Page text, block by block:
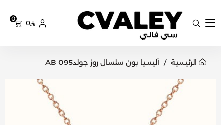
سي فالي
0
0
الرئيسية أليسيا بون سلسال روز جولدAB 095